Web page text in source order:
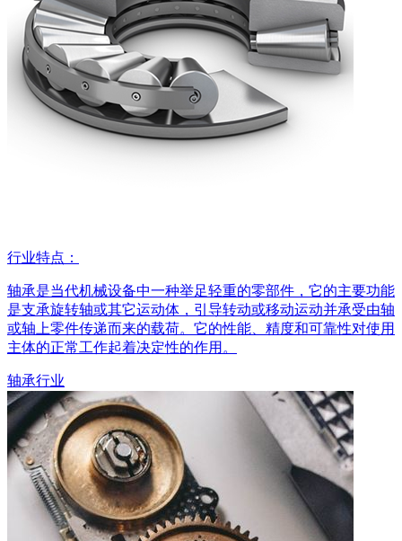
行业特点：
轴承是当代机械设备中一种举足轻重的零部件，它的主要功能
是支承旋转轴或其它运动体，引导转动或移动运动并承受由轴
或轴上零件传递而来的载荷。它的性能、精度和可靠性对使用
主体的正常工作起着决定性的作用。
轴承行业